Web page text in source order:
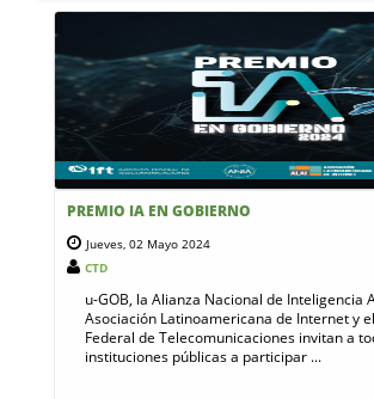
PREMIO IA EN GOBIERNO
Jueves, 02 Mayo 2024
CTD
u-GOB, la Alianza Nacional de Inteligencia
Asociación Latinoamericana de Internet y
Federal de Telecomunicaciones invitan a
instituciones públicas a participar ...